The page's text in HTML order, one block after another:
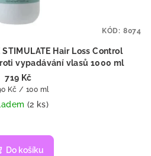
Hair Loss Control
vypadávání vlasů 1000 ml
719 Kč
Kč / 100 ml
(2 ks)
Do košíku
KÓD: 8074